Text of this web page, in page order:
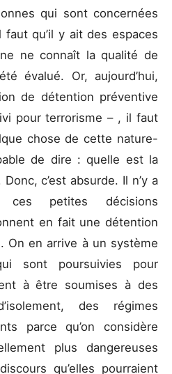
qui sont concernées
qu’il y ait des espaces
ne connaît la qualité de
évalué. Or, aujourd’hui,
de détention préventive
pour terrorisme – , il faut
chose de cette nature-
de dire : quelle est la
c’est absurde. Il n’y a
petites décisions
en fait une détention
On en arrive à un système
sont poursuivies pour
à être soumises à des
des régimes
parce qu’on considère
plus dangereuses
qu’elles pourraient